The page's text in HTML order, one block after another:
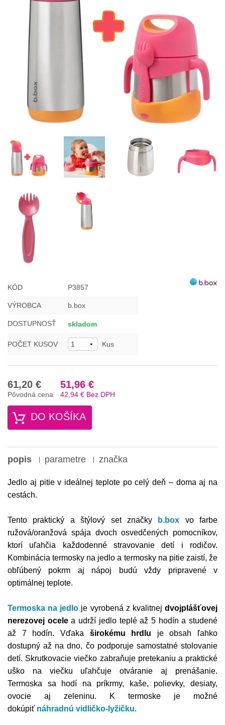
Misky, príbory
Skladovanie potravín
Výbava na príkrmy
Detské nože a krájače
KÓD P3857
VÝROBCA b.box
DOSTUPNOSŤ skladom
POČET KUSOV Kus
61,20 €
Pôvodná cena
51,96 €
42,94 € Bez DPH
DO KOŠÍKA
popis parametre značka
Jedlo aj pitie v ideálnej teplote po celý deň – doma aj na
cestách.
Tento praktický a štýlový set značky b.box vo farbe
ružová/oranžová spája dvoch osvedčených pomocníkov,
ktorí uľahčia každodenné stravovanie detí i rodičov.
Kombinácia termosky na jedlo a termosky na pitie zaistí, že
obľúbený pokrm aj nápoj budú vždy pripravené v
optimálnej teplote.
Termoska na jedlo je vyrobená z kvalitnejdvojplášťovej
nerezovej ocelea udrží jedlo teplé až 5 hodín a studené
až 7 hodín. Vďaka širokému hrdlu je obsah ľahko
dostupný až na dno, čo podporuje samostatné stolovanie
detí. Skrutkovacie viečko zabraňuje pretekaniu a praktické
uško na viečku uľahčuje otváranie aj prenášanie.
Termoska sa hodí na príkrmy, kaše, polievky, desiaty,
ovocie aj zeleninu. K termoske je možné
dokúpiť náhradnú vidličko-lyžičku.